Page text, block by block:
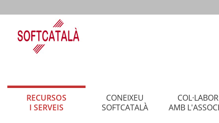
RECURSOS
I SERVEIS
CONEIXEU
SOFTCATALÀ
AMB